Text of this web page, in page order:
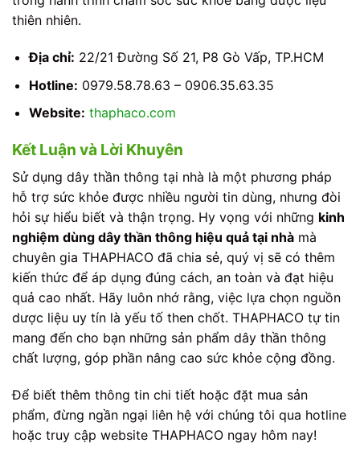
thiên nhiên.
Địa chỉ: 22/21 Đường Số 21, P8 Gò Vấp, TP.HCM
Hotline: 0979.58.78.63 – 0906.35.63.35
Website: thaphaco.com
Kết Luận và Lời Khuyên
Sử dụng dây thần thông tại nhà là một phương pháp
hỗ trợ sức khỏe được nhiều người tin dùng, nhưng đòi
hỏi sự hiểu biết và thận trọng. Hy vọng với những kinh
nghiệm dùng dây thần thông hiệu quả tại nhà mà
chuyên gia THAPHACO đã chia sẻ, quý vị sẽ có thêm
kiến thức để áp dụng đúng cách, an toàn và đạt hiệu
quả cao nhất. Hãy luôn nhớ rằng, việc lựa chọn nguồn
dược liệu uy tín là yếu tố then chốt. THAPHACO tự tin
mang đến cho bạn những sản phẩm dây thần thông
chất lượng, góp phần nâng cao sức khỏe cộng đồng.
Để biết thêm thông tin chi tiết hoặc đặt mua sản
phẩm, đừng ngần ngại liên hệ với chúng tôi qua hotline
hoặc truy cập website THAPHACO ngay hôm nay!